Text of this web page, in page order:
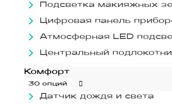
Подсветка макияжных
Цифровая панель
Атмосферная LED
Центральный
Комфорт
30 опций
Датчик дождя и света